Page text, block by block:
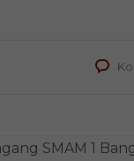
SMAM 1